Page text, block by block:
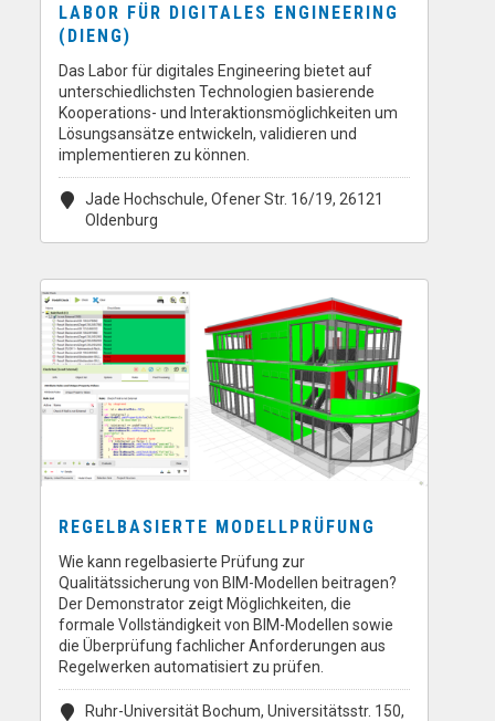
LABOR FÜR DIGITALES ENGINEERING
(DIENG)
Das Labor für digitales Engineering bietet auf
unterschiedlichsten Technologien basierende
Kooperations- und Interaktionsmöglichkeiten um
Lösungsansätze entwickeln, validieren und
implementieren zu können.
Jade Hochschule, Ofener Str. 16/19, 26121
Oldenburg
REGELBASIERTE MODELLPRÜFUNG
Wie kann regelbasierte Prüfung zur
Qualitätssicherung von BIM-Modellen beitragen?
Der Demonstrator zeigt Möglichkeiten, die
formale Vollständigkeit von BIM-Modellen sowie
die Überprüfung fachlicher Anforderungen aus
Regelwerken automatisiert zu prüfen.
Ruhr-Universität Bochum, Universitätsstr. 150,